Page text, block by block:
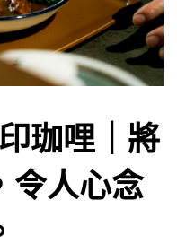
珈哩｜將
令人心念